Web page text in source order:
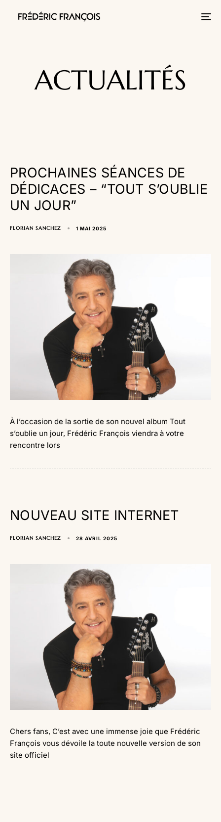
ACTUALITÉS
PROCHAINES SÉANCES DE
DÉDICACES – “TOUT S’OUBLIE
UN JOUR”
FLORIAN SANCHEZ 1 MAI 2025
À l’occasion de la sortie de son nouvel album Tout
s’oublie un jour, Frédéric François viendra à votre
rencontre lors
NOUVEAU SITE INTERNET
FLORIAN SANCHEZ 28 AVRIL 2025
Chers fans, C’est avec une immense joie que Frédéric
François vous dévoile la toute nouvelle version de son
site officiel